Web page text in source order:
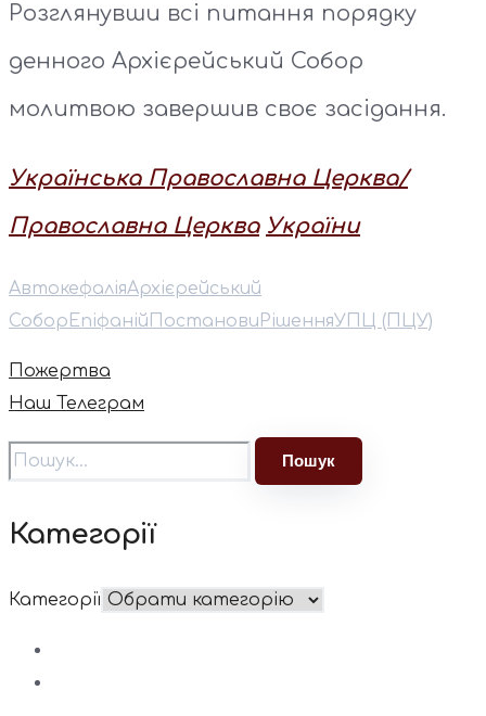
Розглянувши всі питання порядку
денного Архієрейський Собор
молитвою завершив своє засідання.
Українська Православна Церква/
Православна Церква України
АвтокефаліяАрхієрейський
Собор Епіфаній Постанови РішенняУПЦ (ПЦУ)
Пожертва
Наш Телеграм
Категорії
Категорії